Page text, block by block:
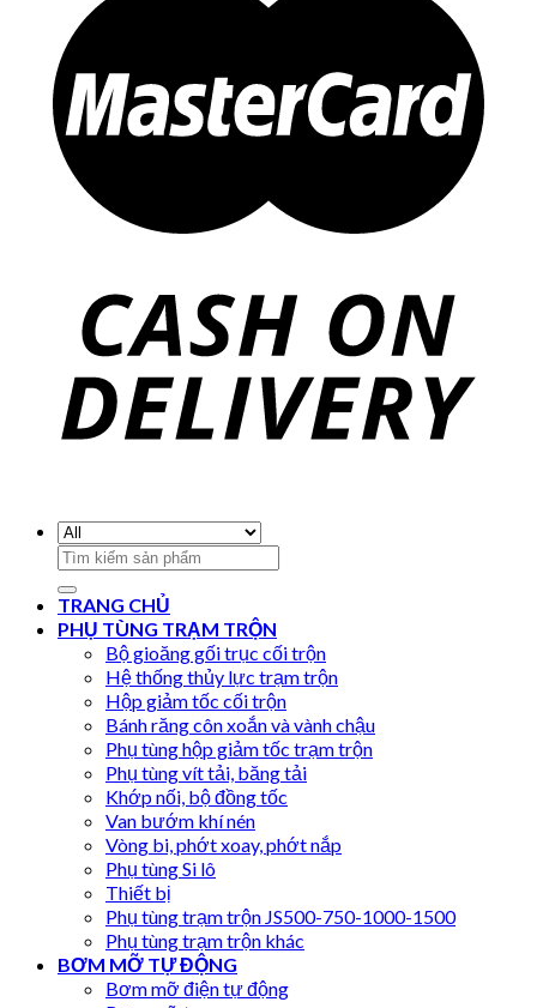
Search
for:
TRANG CHỦ
PHỤ TÙNG TRẠM TRỘN
Bộ gioăng gối trục cối trộn
Hệ thống thủy lực trạm trộn
Hộp giảm tốc cối trộn
Bánh răng côn xoắn và vành chậu
Phụ tùng hộp giảm tốc trạm trộn
Phụ tùng vít tải, băng tải
Khớp nối, bộ đồng tốc
Van bướm khí nén
Vòng bi, phớt xoay, phớt nắp
Phụ tùng Si lô
Thiết bị
Phụ tùng trạm trộn JS500-750-1000-1500
Phụ tùng trạm trộn khác
BƠM MỠ TỰ ĐỘNG
Bơm mỡ điện tự động